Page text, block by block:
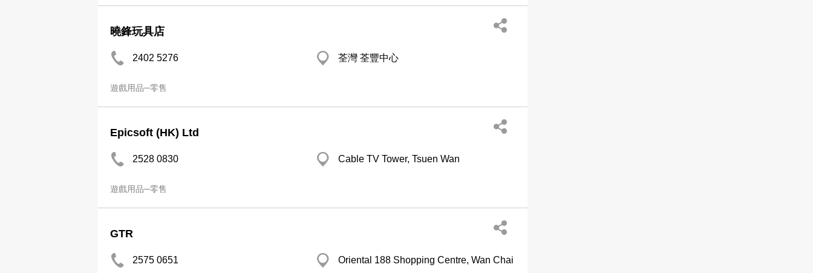
曉鋒玩具店
2402 5276 荃灣 荃豐中心
遊戲用品─零售
Epicsoft (HK) Ltd
2528 0830 Cable TV Tower, Tsuen Wan
遊戲用品─零售
GTR
2575 0651 Oriental 188 Shopping Centre, Wan Chai